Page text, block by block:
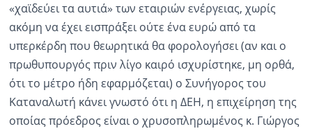
Πολιτική
Οικονομία
Αθλητικά
Κόσμος
«χαϊδεύει τα αυτιά» των εταιριών ενέργειας, χωρίς
ακόμη να έχει εισπράξει ούτε ένα ευρώ από τα
υπερκέρδη που θεωρητικά θα φορολογήσει (αν και ο
πρωθυπουργός πριν λίγο καιρό ισχυρίστηκε, μη ορθά,
ότι το μέτρο ήδη εφαρμόζεται) ο Συνήγορος του
Καταναλωτή κάνει γνωστό ότι η ΔΕΗ, η επιχείρηση της
οποίας πρόεδρος είναι ο χρυσοπληρωμένος κ. Γιώργος